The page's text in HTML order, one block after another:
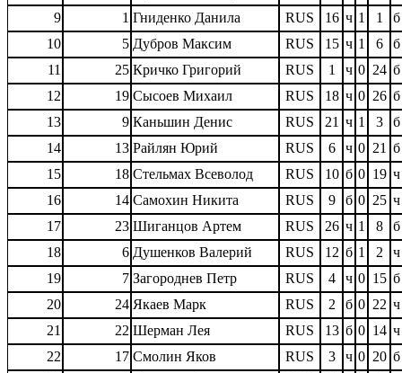
9
1 Гниденко Данила RUS 16 ч 1 1
б
10
5 Дубров Максим RUS 15 ч 1 6
б
11
25 Кричко Григорий RUS 1 ч 0 24 б
12
19 Сысоев Михаил RUS 18 ч 0 26 б
13
9 Каньшин Денис RUS 21 ч 1 3
б
14
13 Райлян Юрий RUS 6 ч 0 21 б
15
18 Стельмах Всеволод RUS 10 б 0 19 ч
16
14 Самохин Никита RUS 9 б 0 25 ч
17
23 Шиганцов Артем RUS 26 ч 1 8
б
18
6 Душенков Валерий RUS 12 б 1 2
ч
19
7 Загороднев Петр RUS 4 ч 0 15 б
20
24 Якаев Марк RUS 2 б 0 22 ч
21
22 Шерман Лея RUS 13 б 0 14 ч
22
17 Смолин Яков RUS 3 ч 0 20 б